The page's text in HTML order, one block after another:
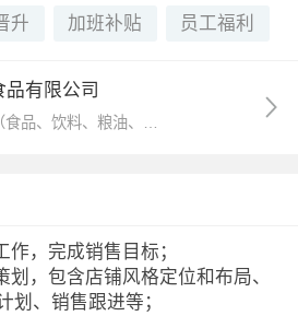
升 加班补贴 员工福利
品有限公司
，完成销售目标；
，包含店铺风格定位和布局、
划、销售跟进等；